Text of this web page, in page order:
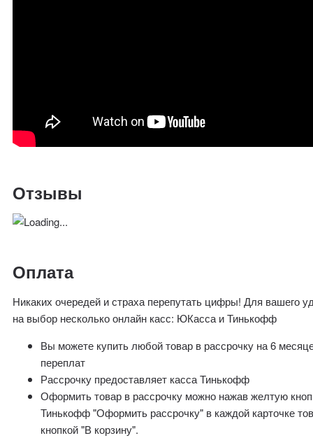
Отзывы
Оплата
Никаких очередей и страха перепутать цифры! Для вашего
на выбор несколько онлайн касс: ЮКасса и Тинькофф
Вы можете купить любой товар в рассрочку на 6
переплат
Рассрочку предоставляет касса Тинькофф
Оформить товар в рассрочку можно нажав желтую
Тинькофф "Оформить рассрочку" в каждой карточке
кнопкой "В корзину".